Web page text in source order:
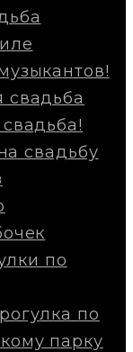
свадьба
свадьбу
по
по
парку